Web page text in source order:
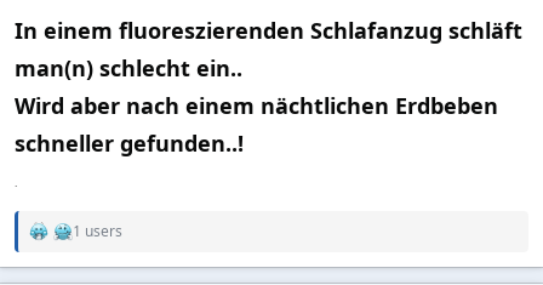
In einem fluoreszierenden Schlafanzug schläft
man(n) schlecht ein..
Wird aber nach einem nächtlichen Erdbeben
schneller gefunden..!
.
R
1 users